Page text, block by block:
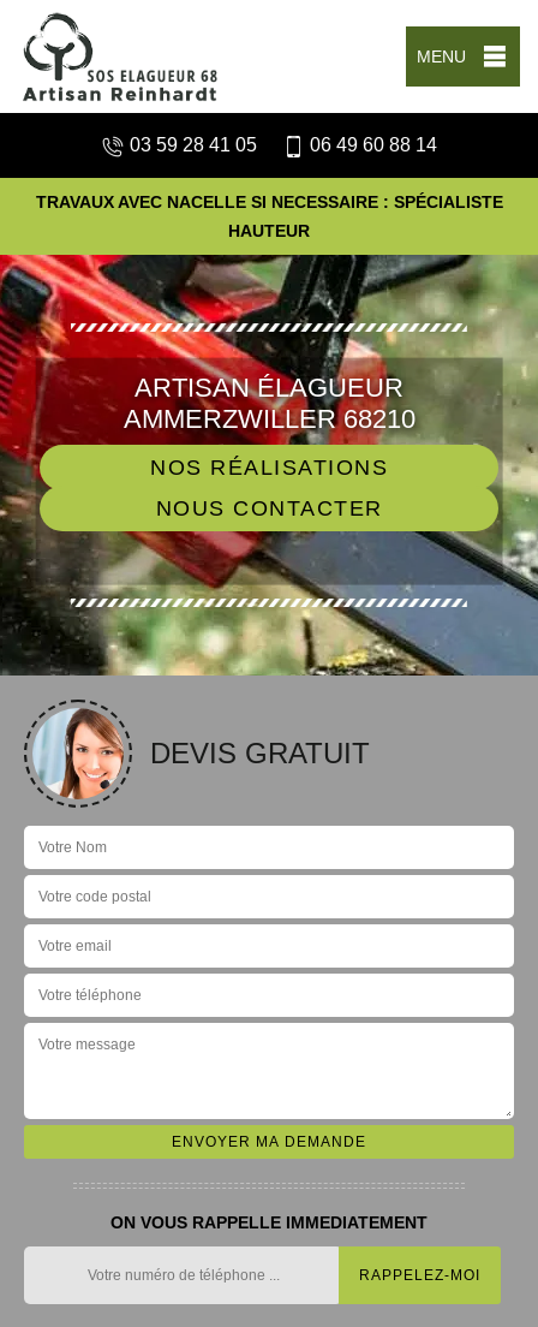
MENU
03 59 28 41 05 06 49 60 88 14
TRAVAUX AVEC NACELLE SI NECESSAIRE : SPÉCIALISTE
HAUTEUR
ARTISAN ÉLAGUEUR
AMMERZWILLER 68210
NOS RÉALISATIONS
NOUS CONTACTER
DEVIS GRATUIT
ON VOUS RAPPELLE IMMEDIATEMENT